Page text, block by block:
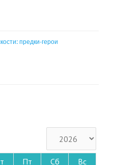
предки-герои
Пт Сб Вс